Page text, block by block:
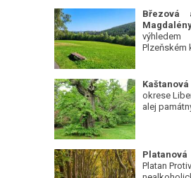
Plzeňském
okrese
alej
Platan